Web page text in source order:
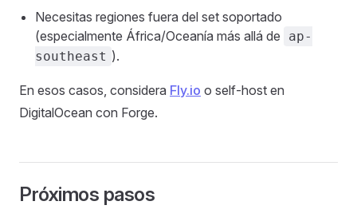
Necesitas regiones fuera del set soportado
(especialmente África/Oceanía más allá de
ap-
southeast ).
En esos casos, considera Fly.io o self-host en
DigitalOcean con Forge.
Próximos pasos